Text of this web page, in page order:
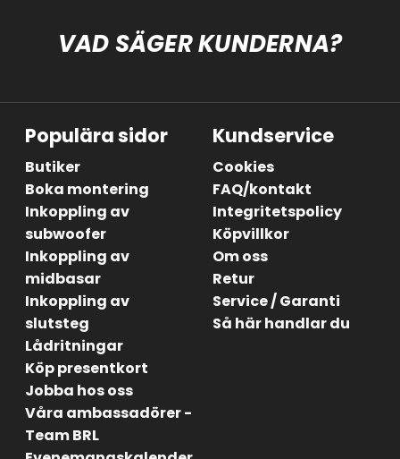
VAD SÄGER KUNDERNA?
Populära sidor
Butiker
Boka montering
Inkoppling av
subwoofer
Inkoppling av
midbasar
Inkoppling av
slutsteg
Lådritningar
Köp presentkort
Jobba hos oss
Våra ambassadörer -
Team BRL
Kundservice
Cookies
FAQ/kontakt
Integritetspolicy
Köpvillkor
Om oss
Retur
Service / Garanti
Så här handlar du